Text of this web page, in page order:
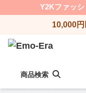
Y2Kファッ
10,000
商品検索